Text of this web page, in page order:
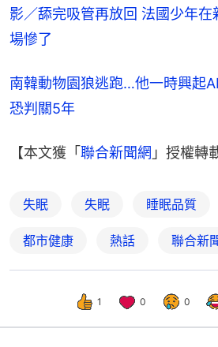
影／舔完吸管再放回 法國少年
場慘了
南韓動物園狼逃跑…他一時興起
恐判關5年
【本文獲「 聯合新聞網 」授權轉
失眠 失眠 睡眠品質
都市健康 熱話 聯合新
1 0 0